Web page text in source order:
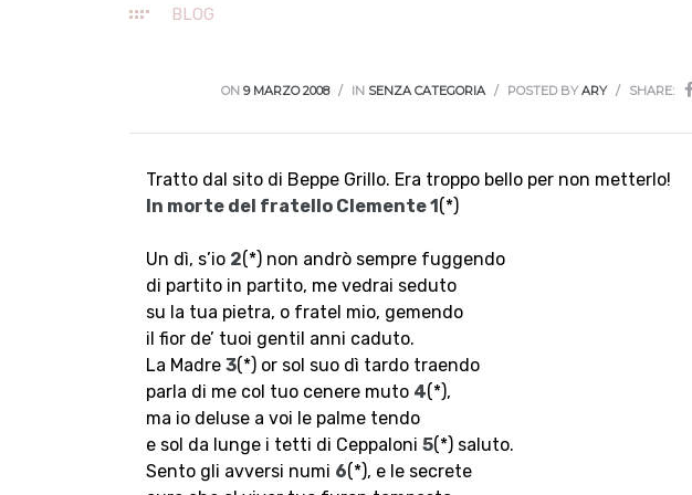
BLOG
ON9 MARZO 2008 IN SENZA CATEGORIA POSTED BYARY SHARE:
Tratto dal sito di Beppe Grillo. Era troppo bello per non metterlo!
In morte del fratello Clemente1(*)
Un dì, s’io 2(*) non andrò sempre fuggendo
di partito in partito, me vedrai seduto
su la tua pietra, o fratel mio, gemendo
il fior de’ tuoi gentil anni caduto.
La Madre 3(*) or sol suo dì tardo traendo
parla di me col tuo cenere muto 4(*),
ma io deluse a voi le palme tendo
e sol da lunge i tetti di Ceppaloni 5(*) saluto.
Sento gli avversi numi 6(*), e le secrete